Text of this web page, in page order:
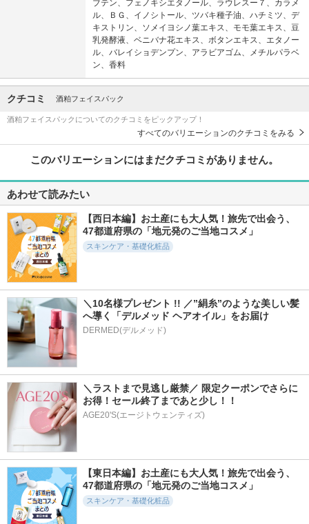
ブテン、フェノキシエタノール、ラウレスー７、カラメ
ル、ＢＧ、イノシトール、ツバキ種子油、ハチミツ、デ
キストリン、ソメイヨシノ葉エキス、モモ葉エキス、豆
乳発酵液、ベニバナ花エキス、ボタンエキス、エタノー
ル、バレイショデンプン、アラビアゴム、メチルパラベ
ン、香料
クチコミ 酒粕フェイスパック
酒粕フェイスパックについてのクチコミをピックアップ！
すべてのバリエーションのクチコミをみる
このバリエーションにはまだクチコミがありません。
あわせて読みたい
【西日本編】お土産にも大人気！旅先で出会う、
47都道府県の「地元発のご当地コスメ」
スキンケア・基礎化粧品
＼10名様プレゼント !! ／”絹糸”のような美しい髪
へ導く「デルメッド ヘアオイル」をお届け
DERMED(デルメッド)
＼ラストまで見逃し厳禁／ 限定クーポンでさらに
お得！セール終了まであと少し！！
AGE20'S(エージトウェンティズ)
【東日本編】お土産にも大人気！旅先で出会う、
47都道府県の「地元発のご当地コスメ」
スキンケア・基礎化粧品